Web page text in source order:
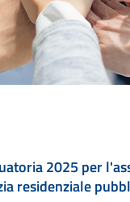
2025 per
residenziale